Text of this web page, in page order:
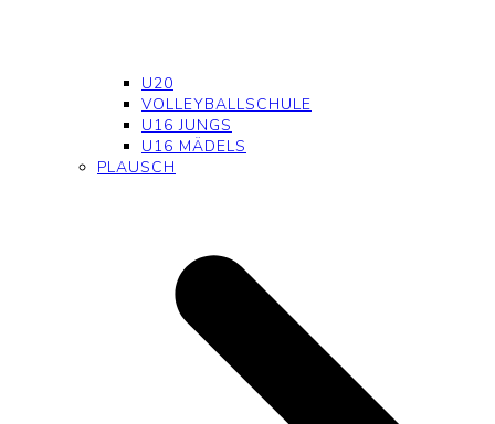
U20
VOLLEYBALLSCHULE
U16 JUNGS
U16 MÄDELS
PLAUSCH